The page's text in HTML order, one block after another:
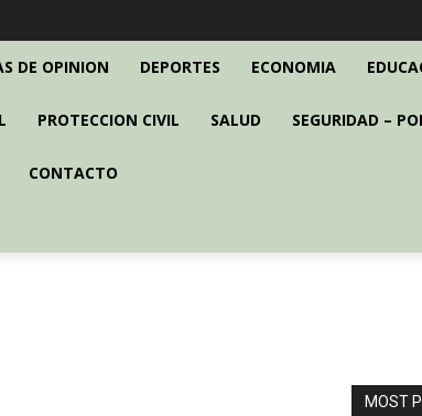
DE OPINION DEPORTES ECONOMIA
PROTECCION CIVIL SALUD SEGURIDAD –
CONTACTO
MOST